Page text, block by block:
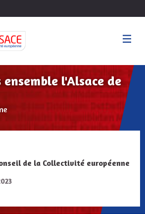
ensemble l'Alsace de
de la Collectivité européenne